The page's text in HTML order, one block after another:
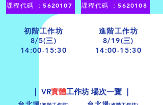
課程代碼 ：5620107
初階工作坊
8/5(三)
14:00-15:30
課程代碼 ：5620108
進階工作坊
8/19(三)
14:00-15:30
｜ VR實體工作坊 場次一覽 ｜